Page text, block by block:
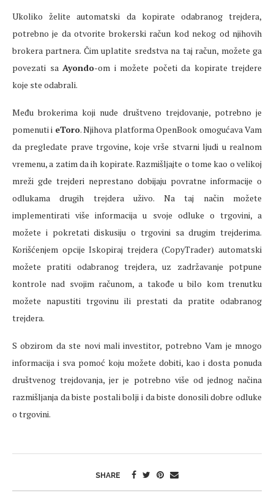
Ukoliko želite automatski da kopirate odabranog trejdera,
potrebno je da otvorite brokerski račun kod nekog od njihovih
brokera partnera. Čim uplatite sredstva na taj račun, možete ga
povezati sa Ayondo-om i možete početi da kopirate trejdere
koje ste odabrali.
Među brokerima koji nude društveno trejdovanje, potrebno je
pomenuti i eToro. Njihova platforma OpenBook omogućava Vam
da pregledate prave trgovine, koje vrše stvarni ljudi u realnom
vremenu, a zatim da ih kopirate. Razmišljajte o tome kao o velikoj
mreži gde trejderi neprestano dobijaju povratne informacije o
odlukama drugih trejdera uživo. Na taj način možete
implementirati više informacija u svoje odluke o trgovini, a
možete i pokretati diskusiju o trgovini sa drugim trejderima.
Korišćenjem opcije Iskopiraj trejdera (CopyTrader) automatski
možete pratiti odabranog trejdera, uz zadržavanje potpune
kontrole nad svojim računom, a takođe u bilo kom trenutku
možete napustiti trgovinu ili prestati da pratite odabranog
trejdera.
S obzirom da ste novi mali investitor, potrebno Vam je mnogo
informacija i sva pomoć koju možete dobiti, kao i dosta ponuda
društvenog trejdovanja, jer je potrebno više od jednog načina
razmišljanja da biste postali bolji i da biste donosili dobre odluke
o trgovini.
SHARE